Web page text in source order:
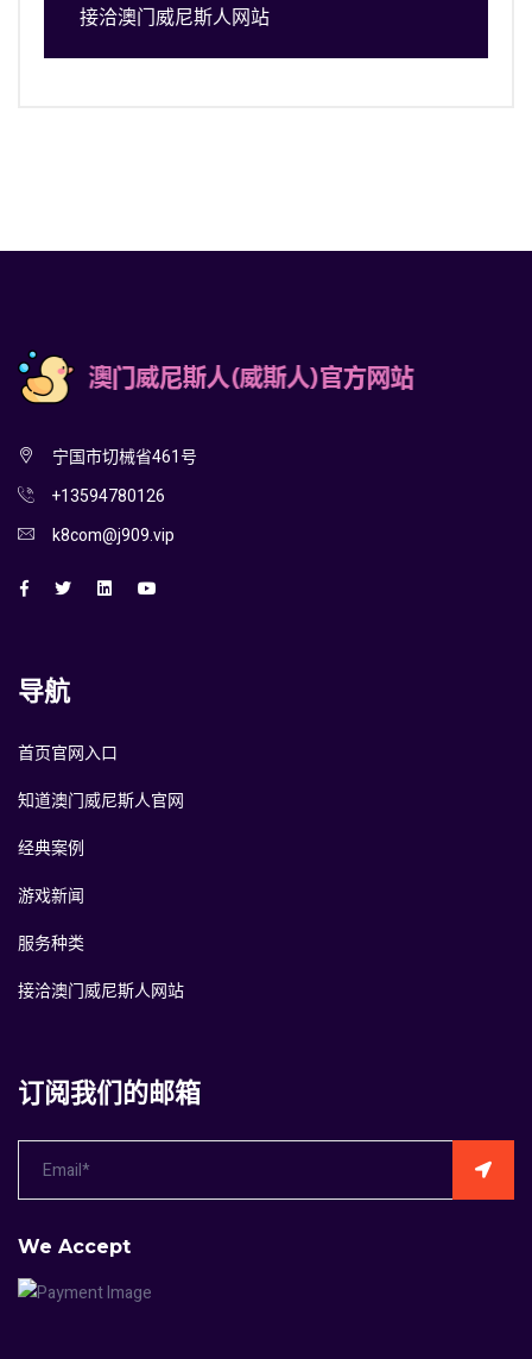
接洽澳门威尼斯人网站
宁国市切械省461号
+13594780126
k8com@j909.vip
导航
首页官网入口
知道澳门威尼斯人官网
经典案例
游戏新闻
服务种类
接洽澳门威尼斯人网站
订阅我们的邮箱
We Accept